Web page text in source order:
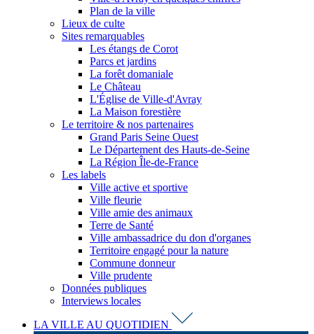
Plan de la ville
Lieux de culte
Sites remarquables
Les étangs de Corot
Parcs et jardins
La forêt domaniale
Le Château
L'Église de Ville-d'Avray
La Maison forestière
Le territoire & nos partenaires
Grand Paris Seine Ouest
Le Département des Hauts-de-Seine
La Région Île-de-France
Les labels
Ville active et sportive
Ville fleurie
Ville amie des animaux
Terre de Santé
Ville ambassadrice du don d'organes
Territoire engagé pour la nature
Commune donneur
Ville prudente
Données publiques
Interviews locales
LA VILLE AU QUOTIDIEN